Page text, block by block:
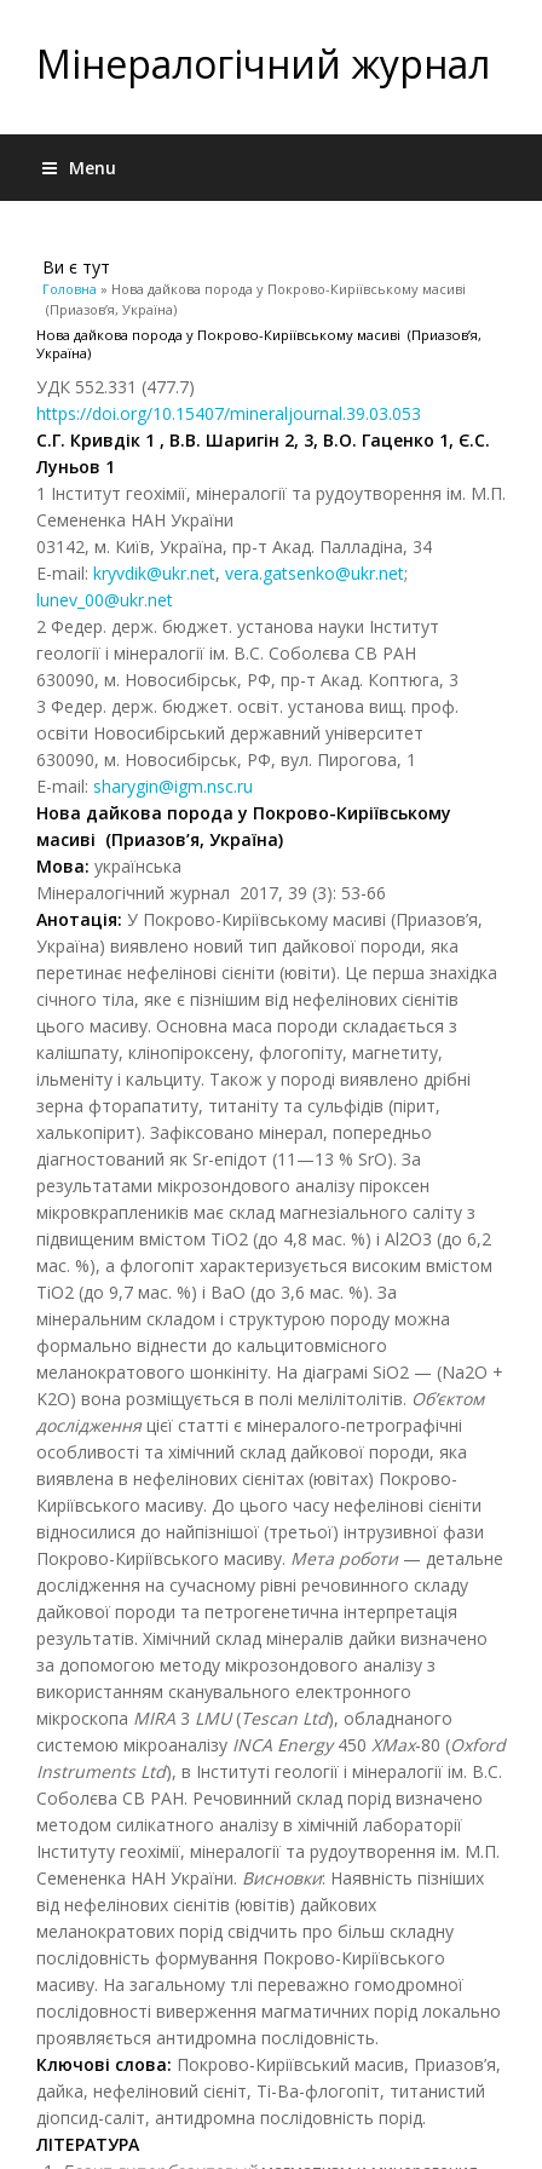
Мінералогічний журнал
Menu
Ви є тут
Головна » Нова дайкова порода у Покрово-Киріївському масиві
(Приазов’я, Україна)
Нова дайкова порода у Покрово-Киріївському масиві (Приазов’я,
Україна)
УДК 552.331 (477.7)
https://doi.org/10.15407/mineraljournal.39.03.053
С.Г. Кривдік 1 , В.В. Шаригін 2, 3, В.О. Гаценко 1, Є.С.
Луньов 1
1 Інститут геохімії, мінералогії та рудоутворення ім. М.П.
Семененка НАН України
03142, м. Київ, Україна, пр-т Акад. Палладіна, 34
E-mail: kryvdik@ukr.net, vera.gatsenko@ukr.net;
lunev_00@ukr.net
2 Федер. держ. бюджет. установа науки Інститут
геології і мінералогії ім. В.С. Соболєва СВ РАН
630090, м. Новосибірськ, РФ, пр-т Акад. Коптюга, 3
3 Федер. держ. бюджет. освіт. установа вищ. проф.
освіти Новосибірський державний університет
630090, м. Новосибірськ, РФ, вул. Пирогова, 1
E-mail: sharygin@igm.nsc.ru
Нова дайкова порода у Покрово-Киріївському
масиві (Приазов’я, Україна)
Мова: українська
Мінералогічний журнал 2017, 39 (3): 53-66
Анотація: У Покрово-Киріївському масиві (Приазов’я,
Україна) виявлено новий тип дайкової породи, яка
перетинає нефелінові сієніти (ювіти). Це перша знахідка
січного тіла, яке є пізнішим від нефелінових сієнітів
цього масиву. Основна маса породи складається з
калішпату, клінопіроксену, флогопіту, магнетиту,
ільменіту і кальциту. Також у породі виявлено дрібні
зерна фторапатиту, титаніту та сульфідів (пірит,
халькопірит). Зафіксовано мінерал, попередньо
діагностований як Sr-епідот (11—13 % SrО). За
результатами мікрозондового аналізу піроксен
мікровкраплеників має склад магнезіального саліту з
підвищеним вмістом ТіО2 (до 4,8 мас. %) і Al2O3 (до 6,2
мас. %), а флогопіт характеризується високим вмістом
ТіО2 (до 9,7 мас. %) і ВаО (до 3,6 мас. %). За
мінеральним складом і структурою породу можна
формально віднести до кальцитовмісного
меланократового шонкініту. На діаграмі SiO2 — (Na2O +
K2O) вона розміщується в полі мелілітолітів. Об’єктом
дослідженняцієї статті є мінералого-петрографічні
особливості та хімічний склад дайкової породи, яка
виявлена в нефелінових сієнітах (ювітах) Покрово-
Киріївського масиву. До цього часу нефелінові сієніти
відносилися до найпізнішої (третьої) інтрузивної фази
Покрово-Киріївського масиву. Мета роботи— детальне
дослідження на сучасному рівні речовинного складу
дайкової породи та петрогенетична інтерпретація
результатів. Хімічний склад мінералів дайки визначено
за допомогою методу мікрозондового аналізу з
використанням сканувального електронного
мікроскопа MIRA 3 LMU(Tescan Ltd), обладнаного
системою мікроаналізу INCA Energy450 XMax-80 (Oxford
Instruments Ltd), в Інституті геології і мінералогії ім. В.С.
Соболєва СВ РАН. Речовинний склад порід визначено
методом силікатного аналізу в хімічній лабораторії
Інституту геохімії, мінералогії та рудоутворення ім. М.П.
Семененка НАН України. Висновки: Наявність пізніших
від нефелінових сієнітів (ювітів) дайкових
меланократових порід свідчить про більш складну
послідовність формування Покрово-Киріївського
масиву. На загальному тлі переважно гомодромної
послідовності виверження магматичних порід локально
проявляється антидромна послідовність.
Ключові слова: Покрово-Киріївський масив, Приазов’я,
дайка, нефеліновий сієніт, Ti-Ba-флогопіт, титанистий
діопсид-саліт, антидромна послідовність порід.
ЛІТЕРАТУРА